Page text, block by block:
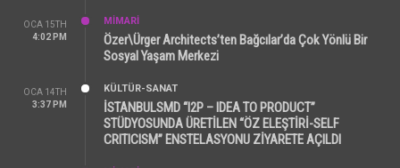
OCA 15TH
4:02 PM
MİMARİ
Özer\Ürger Architects’ten Bağcılar’da Çok Yönlü Bir
Sosyal Yaşam Merkezi
OCA 14TH
3:37 PM
KÜLTÜR-SANAT
İSTANBULSMD “I2P – IDEA TO PRODUCT”
STÜDYOSUNDA ÜRETİLEN “ÖZ ELEŞTİRİ-SELF
CRITICISM” ENSTELASYONU ZİYARETE AÇILDI